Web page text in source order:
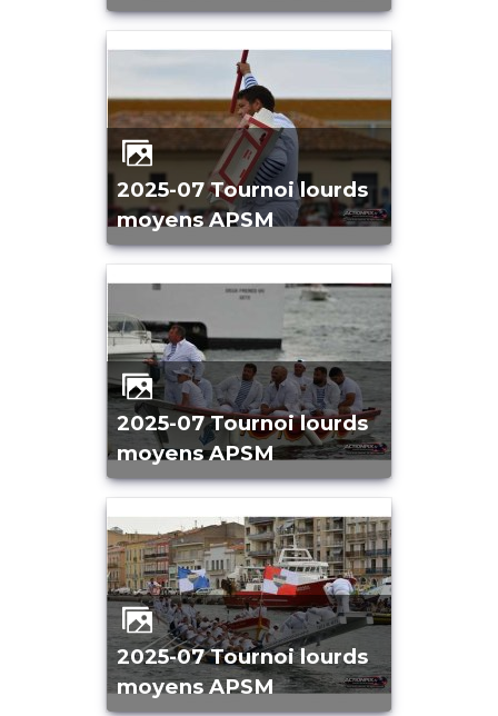
2025-07 Tournoi lourds
moyens APSM
2025-07 Tournoi lourds
moyens APSM
2025-07 Tournoi lourds
moyens APSM